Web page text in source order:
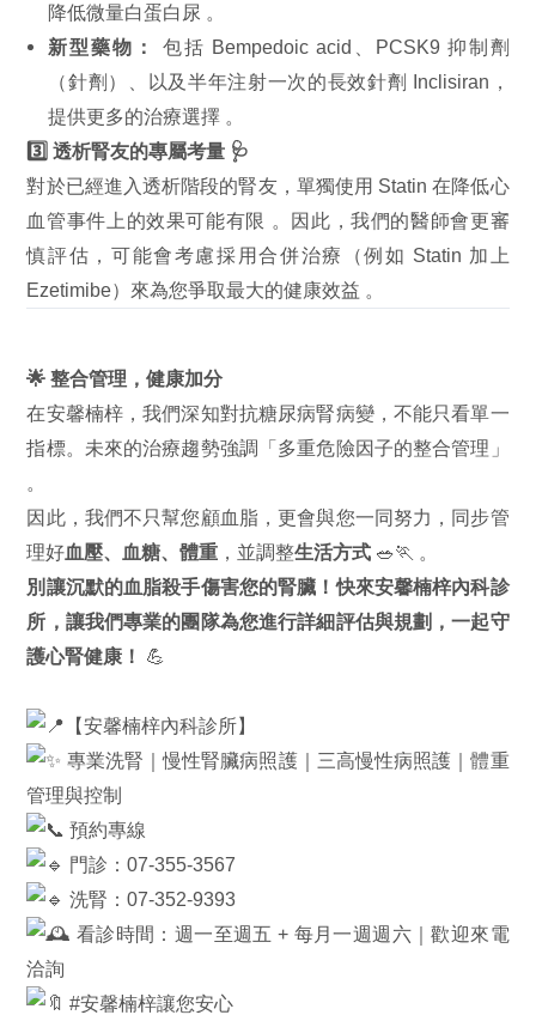
降低微量白蛋白尿 。
新型藥物：
包括 Bempedoic acid、PCSK9 抑制劑
（針劑）、以及半年注射一次的長效針劑 Inclisiran，
提供更多的治療選擇 。
3️⃣ 透析腎友的專屬考量 🩺
對於已經進入透析階段的腎友，單獨使用 Statin 在降低心
血管事件上的效果可能有限 。因此，我們的醫師會更審
慎評估，可能會考慮採用合併治療（例如 Statin 加上
Ezetimibe）來為您爭取最大的健康效益 。
🌟 整合管理，健康加分
在安馨楠梓，我們深知對抗糖尿病腎病變，不能只看單一
指標。未來的治療趨勢強調「多重危險因子的整合管理」
。
因此，我們不只幫您顧血脂，更會與您一同努力，同步管
理好血壓、血糖、體重 ，並調整生活方式 🥗🏃 。
別讓沉默的血脂殺手傷害您的腎臟！快來安馨楠梓內科診
所，讓我們專業的團隊為您進行詳細評估與規劃，一起守
護心腎健康！
💪
【安馨楠梓內科診所】
專業洗腎｜慢性腎臟病照護｜三高慢性病照護｜體重
管理與控制
預約專線
門診：07-355-3567
洗腎：07-352-9393
看診時間：週一至週五 + 每月一週週六｜歡迎來電
洽詢
#安馨楠梓讓您安心